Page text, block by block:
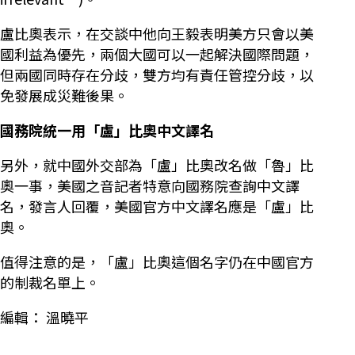
盧比奧表示，在交談中他向王毅表明美方只會以美
國利益為優先，兩個大國可以一起解決國際問題，
但兩國同時存在分歧，雙方均有責任管控分歧，以
免發展成災難後果。
國務院統一用「盧」比奧中文譯名
另外，就中國外交部為「盧」比奧改名做「魯」比
奧一事，美國之音記者特意向國務院查詢中文譯
名，發言人回覆，美國官方中文譯名應是「盧」比
奧。
值得注意的是，「盧」比奧這個名字仍在中國官方
的制裁名單上。
編輯： 溫曉平